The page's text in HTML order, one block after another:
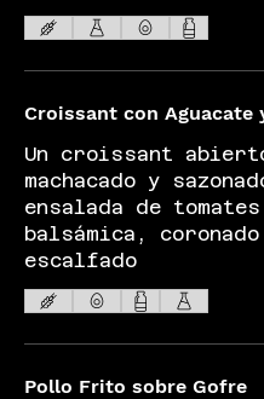
Croissant con Aguacate
Un croissant
machacado y
ensalada de
balsámica,
escalfado
Pollo Frito sobre Gofre